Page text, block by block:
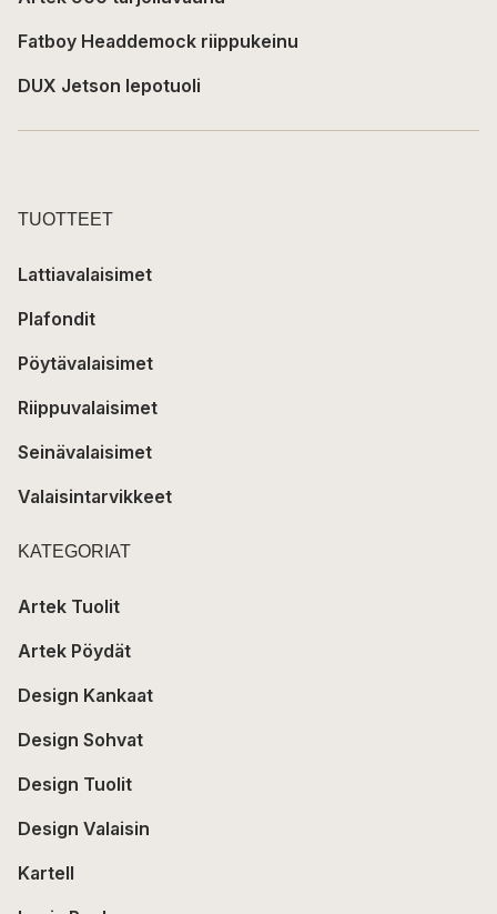
Fatboy Headdemock riippukeinu
DUX Jetson lepotuoli
TUOTTEET
Lattiavalaisimet
Plafondit
Pöytävalaisimet
Riippuvalaisimet
Seinävalaisimet
Valaisintarvikkeet
KATEGORIAT
Artek Tuolit
Artek Pöydät
Design Kankaat
Design Sohvat
Design Tuolit
Design Valaisin
Kartell